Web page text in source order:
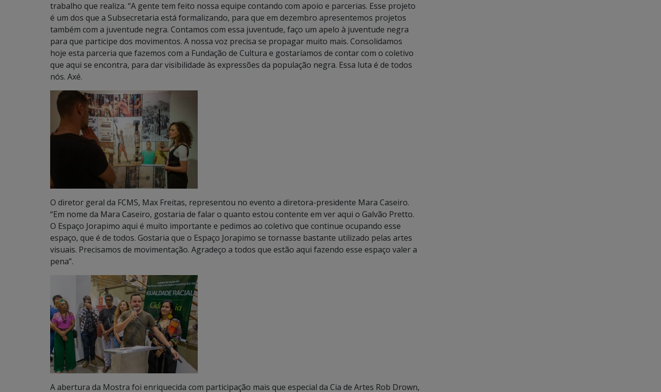
trabalho que realiza. “A gente tem feito nossa equipe contando com apoio e parcerias. Esse projeto
é um dos que a Subsecretaria está formalizando, para que em dezembro apresentemos projetos
também com a juventude negra. Contamos com essa juventude, faço um apelo à juventude negra
para que participe dos movimentos. A nossa voz precisa se propagar muito mais. Consolidamos
hoje esta parceria que fazemos com a Fundação de Cultura e gostaríamos de contar com o coletivo
que aqui se encontra, para dar visibilidade às expressões da população negra. Essa luta é de todos
nós. Axé.
O diretor geral da FCMS, Max Freitas, representou no evento a diretora-presidente Mara Caseiro.
“Em nome da Mara Caseiro, gostaria de falar o quanto estou contente em ver aqui o Galvão Pretto.
O Espaço Jorapimo aqui é muito importante e pedimos ao coletivo que continue ocupando esse
espaço, que é de todos. Gostaria que o Espaço Jorapimo se tornasse bastante utilizado pelas artes
visuais. Precisamos de movimentação. Agradeço a todos que estão aqui fazendo esse espaço valer a
pena”.
A abertura da Mostra foi enriquecida com participação mais que especial da Cia de Artes Rob Drown,